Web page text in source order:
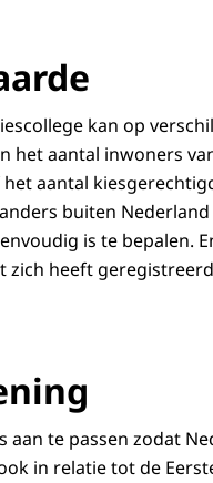
kan op
het aantal inwoners
aantal
buiten
is te bepalen.
heeft
aan te passen zodat
in relatie tot de